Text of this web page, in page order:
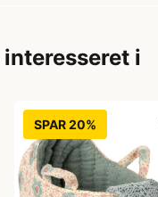
interesseret i
SPAR 20%